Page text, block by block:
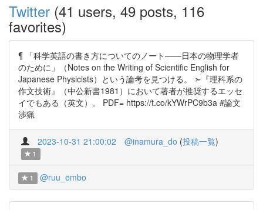
Twitter (41 users, 49 posts, 116
favorites)
¶ 「科学英語の書き方についてのノート――日本の物理学者
のために」（Notes on the Writing of Scientific English for
Japanese Physicists）という論考を見つける。 ➣『理科系の
作文技術』（中公新書1981）において著者が推奨するエッセ
イでもある（英文）。 PDF= https://t.co/kYWrPC9b3a #論文
渉猟
2023-10-31 21:00:02 @inamura_do (投稿一覧)
1
1 @ruu_embo